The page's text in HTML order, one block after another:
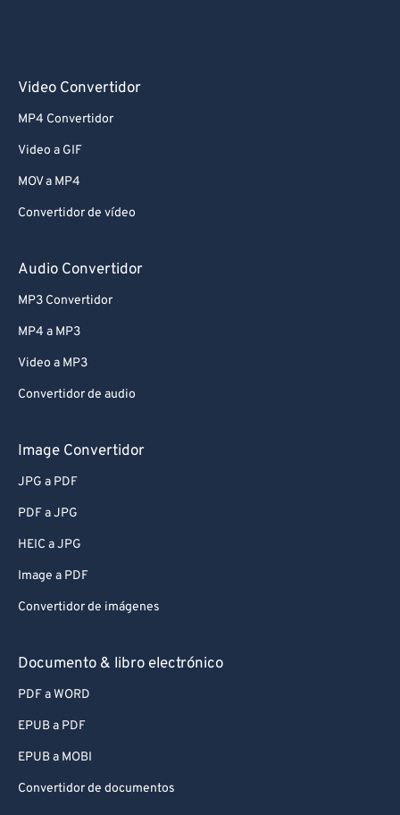
Video Convertidor
MP4 Convertidor
Video a GIF
MOV a MP4
Convertidor de vídeo
Audio Convertidor
MP3 Convertidor
MP4 a MP3
Video a MP3
Convertidor de audio
Image Convertidor
JPG a PDF
PDF a JPG
HEIC a JPG
Image a PDF
Convertidor de imágenes
Documento & libro electrónico
PDF a WORD
EPUB a PDF
EPUB a MOBI
Convertidor de documentos